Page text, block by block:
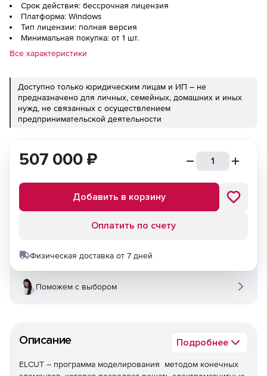
Срок действия: бессрочная лицензия
Платформа: Windows
Тип лицензии: полная версия
Минимальная покупка: от 1 шт.
Все характеристики
Доступно только юридическим лицам и ИП – не
предназначено для личных, семейных, домашних и иных
нужд, не связанных с осуществлением
предпринимательской деятельности
Описание Подробнее
ELCUT – программа моделирования методом конечных
507 000 ₽
Добавить в корзину
Оплатить по счету
Физическая доставка от 7 дней
Поможем с выбором